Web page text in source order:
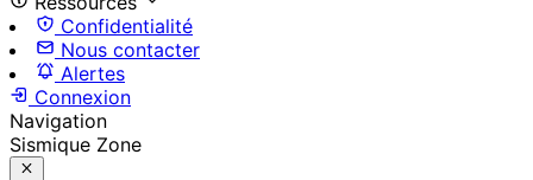
Confidentialité
Nous contacter
Alertes
Connexion
Navigation
Sismique Zone